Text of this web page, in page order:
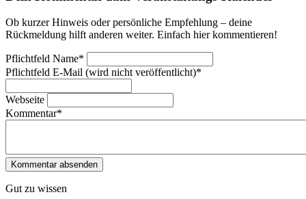
Ob kurzer Hinweis oder persönliche Empfehlung – deine
Rückmeldung hilft anderen weiter. Einfach hier kommentieren!
Pflichtfeld Name*
Pflichtfeld E-Mail (wird nicht veröffentlicht)*
Webseite
Kommentar*
Gut zu wissen